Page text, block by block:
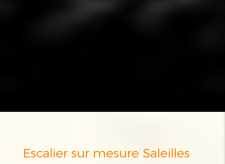
Escalier sur mesure Saleilles